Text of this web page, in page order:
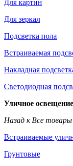
Для картин
Для зеркал
Подсветка пола
Встраиваемая
Накладная
Светодиодная
Уличное освещение
Назад к Все товары
Встраиваемые
Грунтовые